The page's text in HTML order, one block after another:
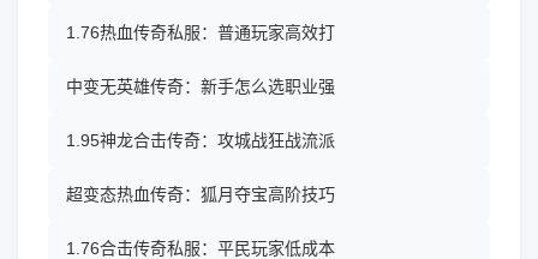
1.76热血传奇私服：普通玩家高效打
中变无英雄传奇：新手怎么选职业强
1.95神龙合击传奇：攻城战狂战流派
超变态热血传奇：狐月夺宝高阶技巧
1.76合击传奇私服：平民玩家低成本